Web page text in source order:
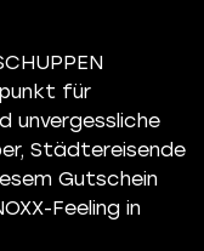
für
unvergessliche
Städtereisende
Gutschein
Feeling in